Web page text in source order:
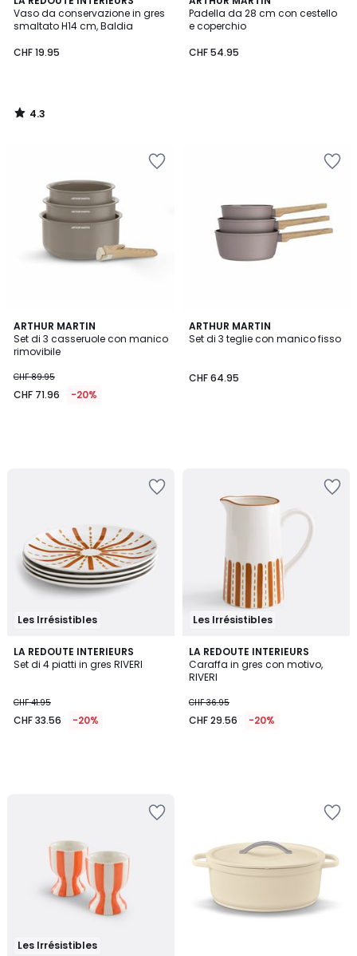
Vaso da conservazione in gres
smaltato H14 cm, Baldia
CHF 19.95
/ 5
4.3
/
Padella da 28 cm con cestello
e coperchio
CHF 54.95
ARTHUR MARTIN
Set di 3 casseruole con manico
rimovibile
CHF 89.95
CHF 71.96 -20%
ARTHUR MARTIN
Set di 3 teglie con manico fisso
CHF 64.95
Les Irrésistibles
LA REDOUTE INTERIEURS
Set di 4 piatti in gres RIVERI
CHF 41.95
CHF 33.56 -20%
Les Irrésistibles
LA REDOUTE INTERIEURS
Caraffa in gres con motivo,
RIVERI
CHF 36.95
CHF 29.56 -20%
Les Irrésistibles